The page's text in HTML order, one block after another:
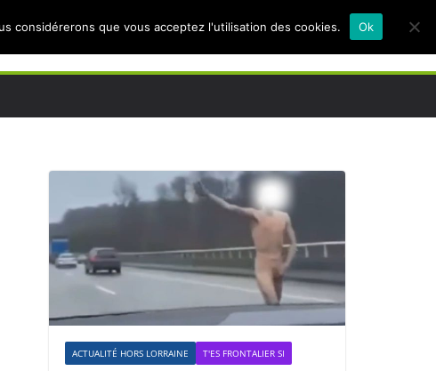
ACTUALITÉ HORS LORRAINE T'ES FRONTALIER SI
considérerons que vous acceptez l'utilisation des cookies. Ok